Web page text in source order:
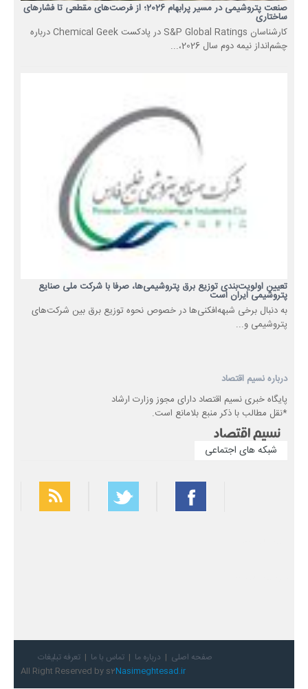
صنعت پتروشیمی در مسیر پرابهام 2026؛ از فرصت‌های مقطعی تا فشارهای
ساختاری
کارشناسان S&P Global Ratings در پادکست Chemical Geek درباره
چشم‌انداز نیمه دوم سال 2026،...
تعیین اولویت‌بندی توزیع برق پتروشیمی‌ها، صرفا با شرکت ملی صنایع
پتروشیمی ایران است
به دنبال برخی شبهه‌افکنی‌ها در خصوص نحوه توزیع برق بین شرکت‌های
پتروشیمی و...
درباره نسیم اقتصاد
پایگاه خبری نسیم اقتصاد دارای مجوز وزارت ارشاد
*نقل مطالب با ذکر منبع بلامانع است.
شبکه های اجتماعی
تعرفه تبلیغات تماس با ما درباره ما
صفحه اصلی
All Right Reserved by s2Nasimeghtesad.ir